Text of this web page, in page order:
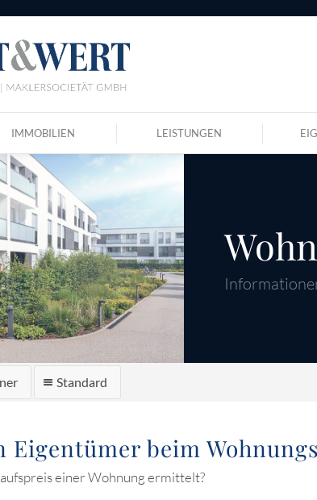
IMMOBILIEN LEISTUNGEN
Standard
Eigentümer beim
einer Wohnung ermittelt?